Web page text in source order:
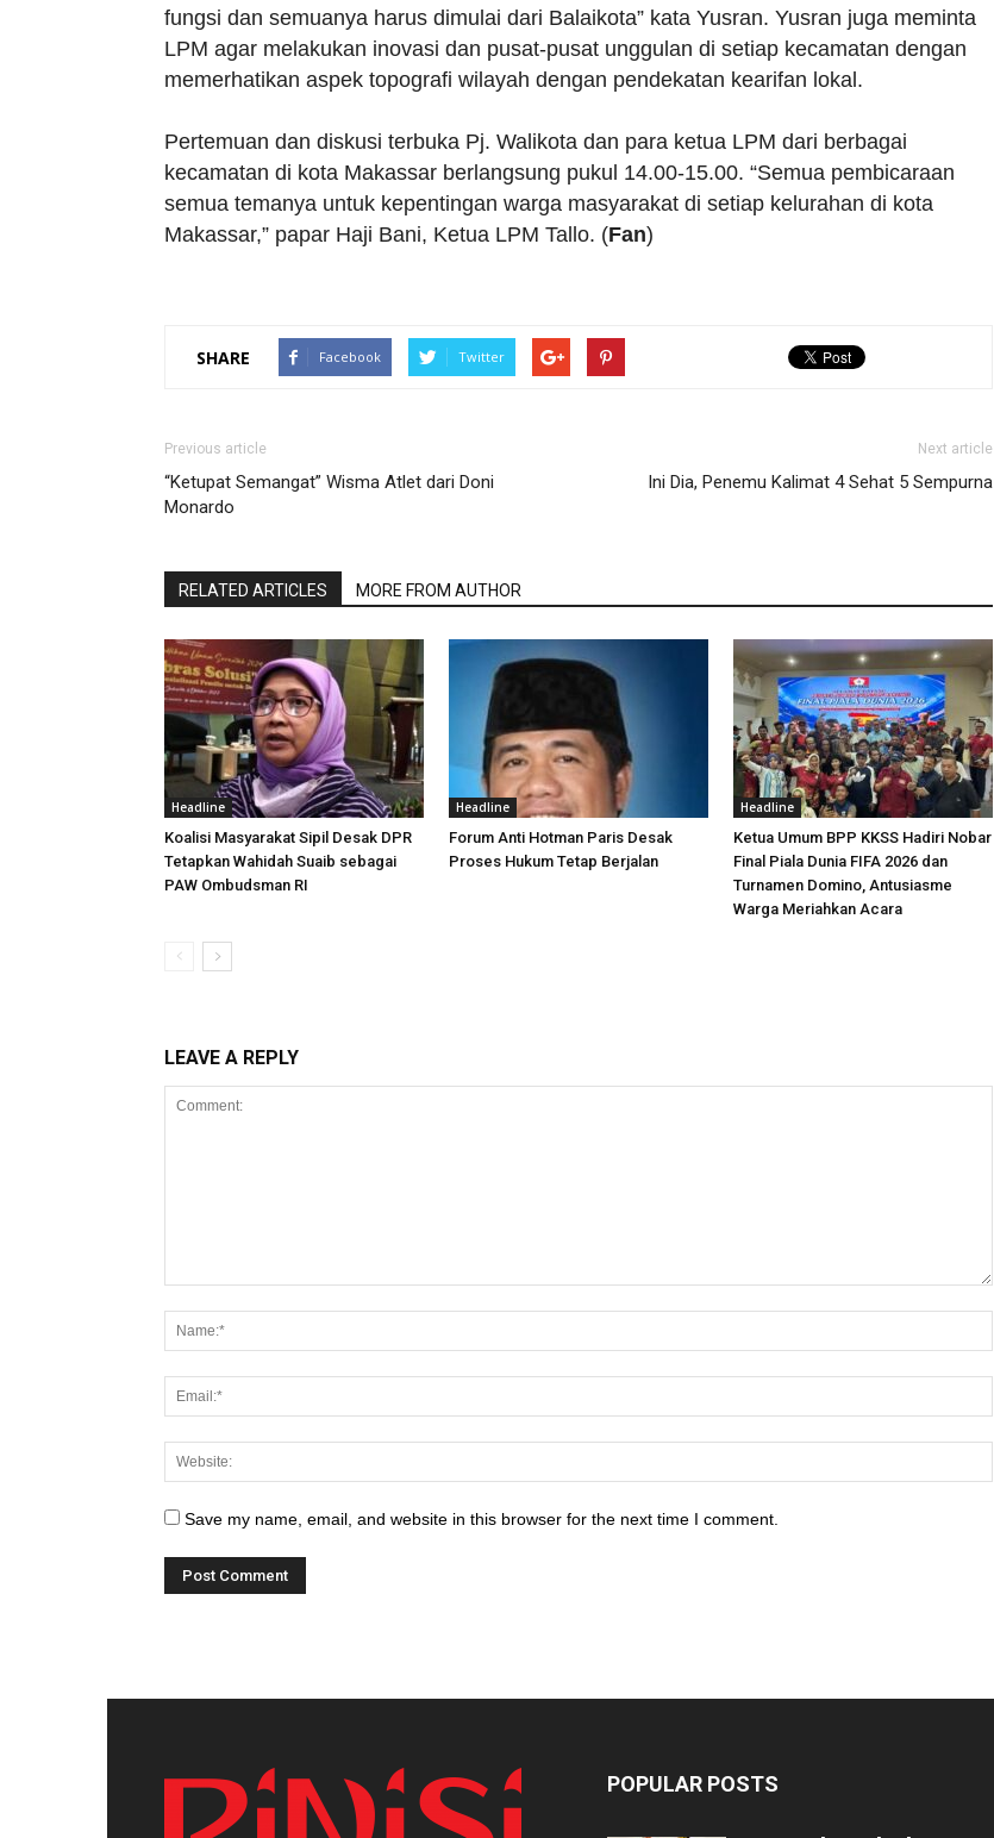
fungsi dan semuanya harus dimulai dari Balaikota” kata Yusran. Yusran juga meminta
LPM agar melakukan inovasi dan pusat-pusat unggulan di setiap kecamatan dengan
memerhatikan aspek topografi wilayah dengan pendekatan kearifan lokal.
Pertemuan dan diskusi terbuka Pj. Walikota dan para ketua LPM dari berbagai
kecamatan di kota Makassar berlangsung pukul 14.00-15.00. “Semua pembicaraan
semua temanya untuk kepentingan warga masyarakat di setiap kelurahan di kota
Makassar,” papar Haji Bani, Ketua LPM Tallo. (Fan)
SHARE Facebook Twitter
Previous article
“Ketupat Semangat” Wisma Atlet dari Doni
Monardo
Next article
Ini Dia, Penemu Kalimat 4 Sehat 5 Sempurna
RELATED ARTICLES MORE FROM AUTHOR
Headline
Koalisi Masyarakat Sipil Desak DPR
Tetapkan Wahidah Suaib sebagai
PAW Ombudsman RI
Headline
Forum Anti Hotman Paris Desak
Proses Hukum Tetap Berjalan
Headline
Ketua Umum BPP KKSS Hadiri Nobar
Final Piala Dunia FIFA 2026 dan
Turnamen Domino, Antusiasme
Warga Meriahkan Acara
LEAVE A REPLY
Save my name, email, and website in this browser for the next time I comment.
POPULAR POSTS